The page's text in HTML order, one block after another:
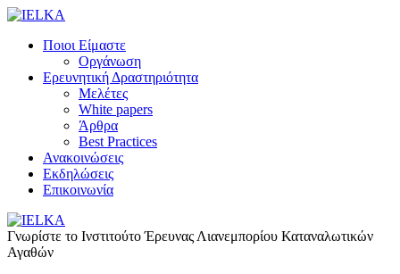
Ποιοι Είμαστε
Οργάνωση
Ερευνητική Δραστηριότητα
Μελέτες
White papers
Άρθρα
Best Practices
Ανακοινώσεις
Εκδηλώσεις
Επικοινωνία
Γνωρίστε το Iνστιτούτο Έρευνας Λιανεμπορίου Καταναλωτικών
Αγαθών